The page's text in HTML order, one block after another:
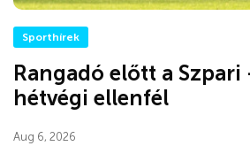
Sporthírek
Rangadó előtt a Szpari
hétvégi ellenfél
Aug 6, 2026